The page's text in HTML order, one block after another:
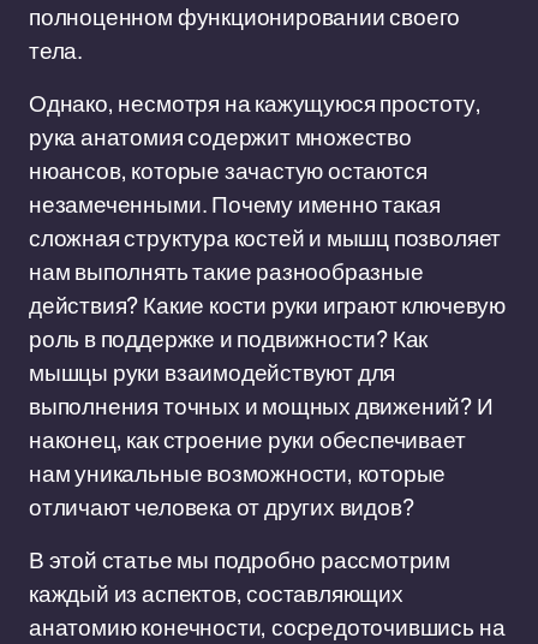
полноценном функционировании своего
тела.
Однако, несмотря на кажущуюся простоту,
рука анатомия содержит множество
нюансов, которые зачастую остаются
незамеченными. Почему именно такая
сложная структура костей и мышц позволяет
нам выполнять такие разнообразные
действия? Какие кости руки играют ключевую
роль в поддержке и подвижности? Как
мышцы руки взаимодействуют для
выполнения точных и мощных движений? И
наконец, как строение руки обеспечивает
нам уникальные возможности, которые
отличают человека от других видов?
В этой статье мы подробно рассмотрим
каждый из аспектов, составляющих
анатомию конечности, сосредоточившись на